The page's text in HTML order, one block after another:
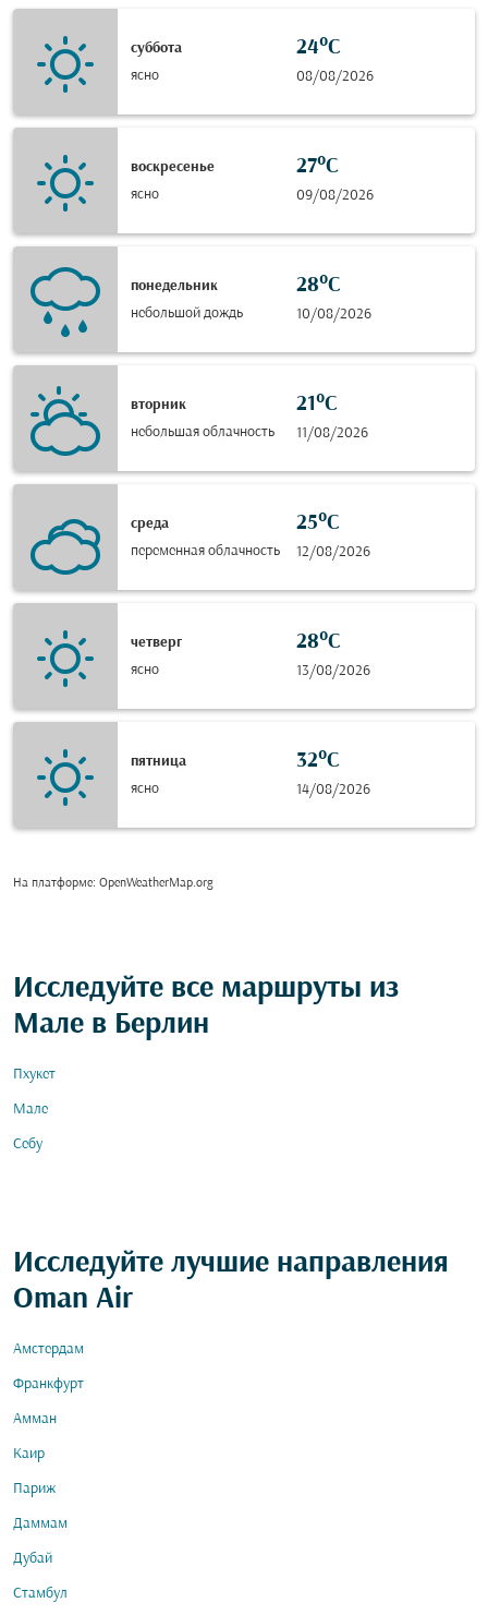
суббота
ясно
24°C
08/08/2026
воскресенье
ясно
27°C
09/08/2026
понедельник
небольшой дождь
28°C
10/08/2026
вторник
небольшая облачность
21°C
11/08/2026
среда
переменная облачность
25°C
12/08/2026
четверг
ясно
28°C
13/08/2026
пятница
ясно
32°C
14/08/2026
На платформе: OpenWeatherMap.org
Исследуйте все маршруты из
Мале в Берлин
Пхукет
Мале
Себу
Исследуйте лучшие направления
Oman Air
Амстердам
Франкфурт
Амман
Каир
Париж
Даммам
Дубай
Стамбул